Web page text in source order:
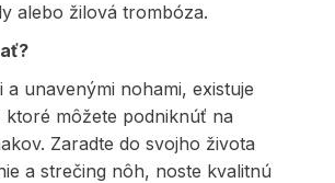
alebo žilová trombóza.
unavenými nohami, existuje
môžete podniknúť na
Zaradte do svojho života
a strečing nôh, noste kvalitnú